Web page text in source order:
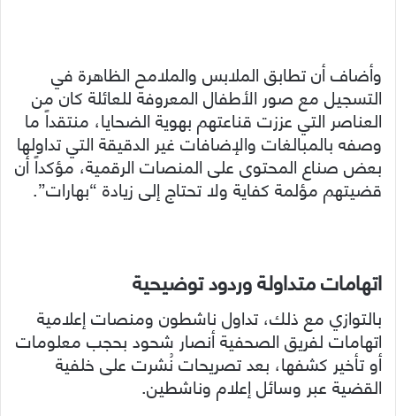
وأضاف أن تطابق الملابس والملامح الظاهرة في
التسجيل مع صور الأطفال المعروفة للعائلة كان من
العناصر التي عززت قناعتهم بهوية الضحايا، منتقداً ما
وصفه بالمبالغات والإضافات غير الدقيقة التي تداولها
بعض صناع المحتوى على المنصات الرقمية، مؤكداً أن
قضيتهم مؤلمة كفاية ولا تحتاج إلى زيادة “بهارات”.
اتهامات متداولة وردود توضيحية
بالتوازي مع ذلك، تداول ناشطون ومنصات إعلامية
اتهامات لفريق الصحفية أنصار شحود بحجب معلومات
أو تأخير كشفها، بعد تصريحات نُشرت على خلفية
القضية عبر وسائل إعلام وناشطين.